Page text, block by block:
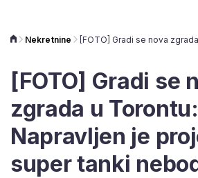
Nekretnine
[FOTO] Gradi se
zgrada u Torontu:
Napravljen je
super tanki